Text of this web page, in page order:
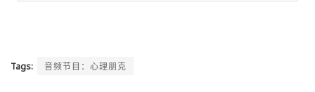
Tags: 音频节目：心理朋克